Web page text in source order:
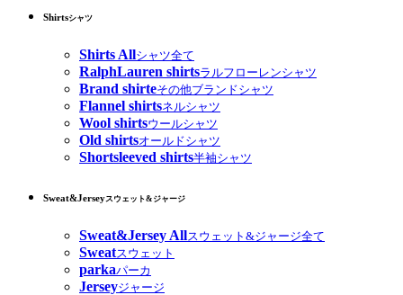
Shirtsシャツ
Shirts Allシャツ全て
RalphLauren shirtsラルフローレンシャツ
Brand shirteその他ブランドシャツ
Flannel shirtsネルシャツ
Wool shirtsウールシャツ
Old shirtsオールドシャツ
Shortsleeved shirts半袖シャツ
Sweat&Jerseyスウェット&ジャージ
Sweat&Jersey Allスウェット&ジャージ全て
Sweatスウェット
parkaパーカ
Jerseyジャージ